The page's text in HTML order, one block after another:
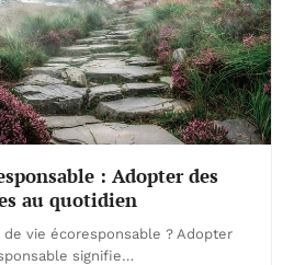
: Adopter des
au quotidien
de vie écoresponsable ? Adopter
signifie…